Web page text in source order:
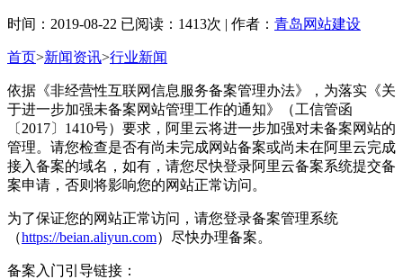
时间：2019-08-22 已阅读：1413次 | 作者： 青岛网站建设
首页>新闻资讯>行业新闻
依据《非经营性互联网信息服务备案管理办法》，为落实《关
于进一步加强未备案网站管理工作的通知》（工信管函
〔2017〕1410号）要求，阿里云将进一步加强对未备案网站的
管理。请您检查是否有尚未完成网站备案或尚未在阿里云完成
接入备案的域名，如有，请您尽快登录阿里云备案系统提交备
案申请，否则将影响您的网站正常访问。
为了保证您的网站正常访问，请您登录备案管理系统
（https://beian.aliyun.com）尽快办理备案。
备案入门引导链接：